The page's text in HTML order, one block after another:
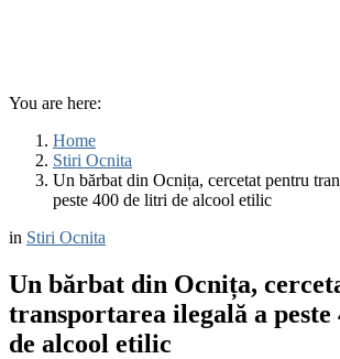
You are here:
Home
Stiri Ocnita
Un bărbat din Ocnița, cercetat pentru
peste 400 de litri de alcool etilic
in Stiri Ocnita
Un bărbat din Ocnița,
transportarea ilegală a
de alcool etilic